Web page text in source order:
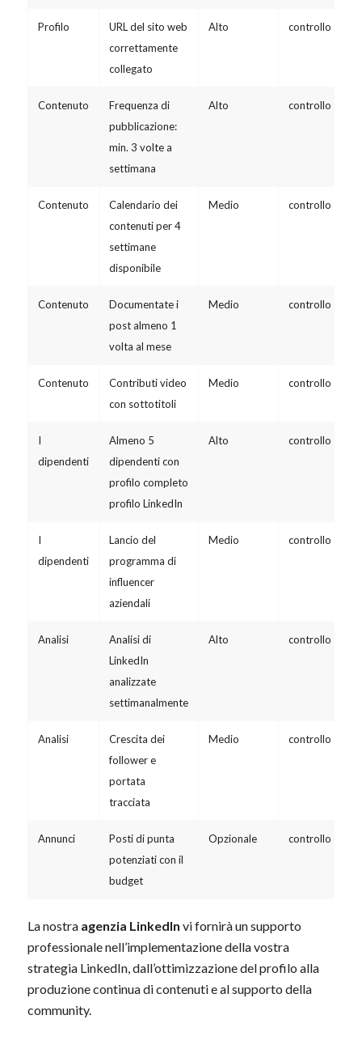
Profilo
URL del sito web
correttamente
collegato
Alto controllo
Contenuto
Frequenza di
pubblicazione:
min. 3 volte a
settimana
Alto controllo
Contenuto
Calendario dei
contenuti per 4
settimane
disponibile
Medio controllo
Contenuto
Documentate i
post almeno 1
volta al mese
Medio controllo
Contenuto
Contributi video
con sottotitoli
Medio controllo
I
dipendenti
Almeno 5
dipendenti con
profilo completo
profilo LinkedIn
Alto controllo
I
dipendenti
Lancio del
programma di
influencer
aziendali
Medio controllo
Analisi
Analisi di
LinkedIn
analizzate
settimanalmente
Alto controllo
Analisi
Crescita dei
follower e
portata
tracciata
Medio controllo
Annunci
Posti di punta
potenziati con il
budget
Opzionale controllo
La nostra agenzia LinkedIn vi fornirà un supporto
professionale nell’implementazione della vostra
strategia LinkedIn, dall’ottimizzazione del profilo alla
produzione continua di contenuti e al supporto della
community.